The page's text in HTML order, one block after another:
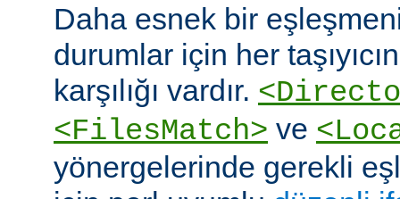
Daha esnek bir
durumlar için her
karşılığı vardır.
<FilesMatch> ve
yönergelerinde gerekli